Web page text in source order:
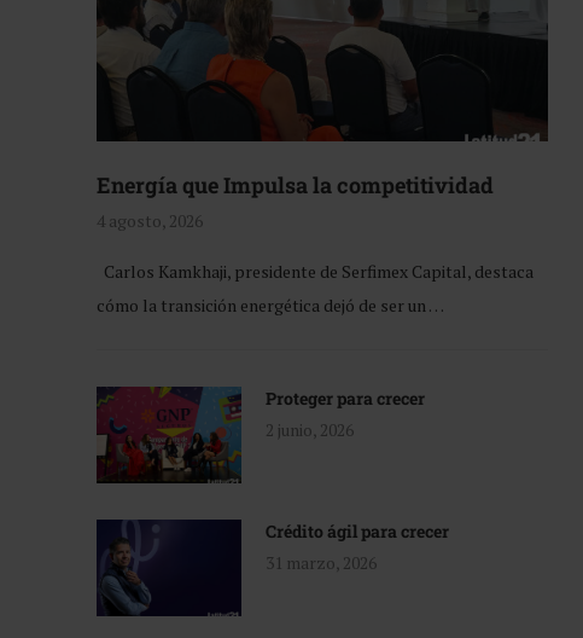
Energía que Impulsa la competitividad
4 agosto, 2026
Carlos Kamkhaji, presidente de Serfimex Capital, destaca
cómo la transición energética dejó de ser un …
Proteger para crecer
2 junio, 2026
Crédito ágil para crecer
31 marzo, 2026